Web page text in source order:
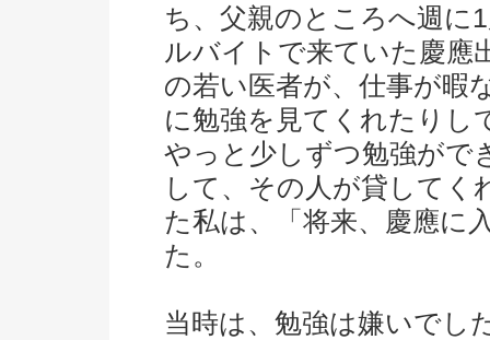
ち、父親のところへ週に
ルバイトで来ていた慶應
の若い医者が、仕事が暇
に勉強を見てくれたりし
やっと少しずつ勉強がで
して、その人が貸してく
た私は、「将来、慶應に
た。
当時は、勉強は嫌いでし